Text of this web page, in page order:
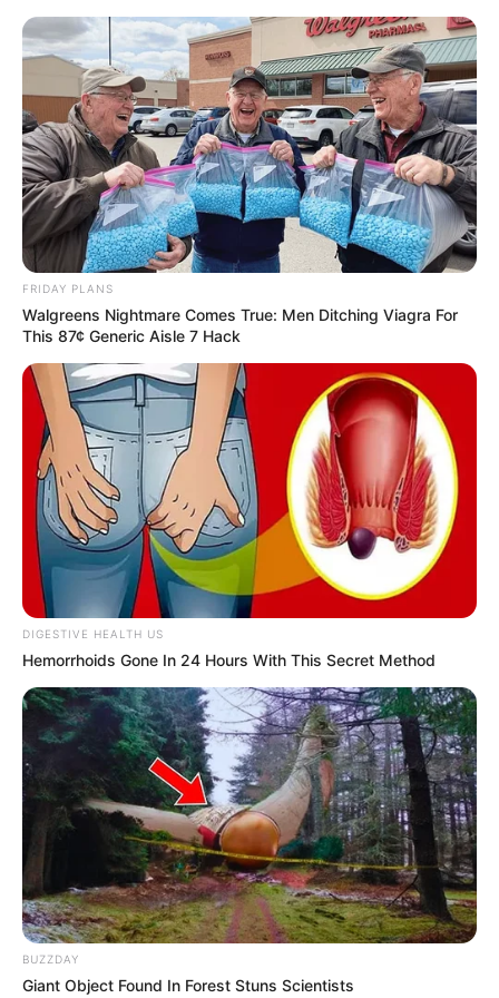
Início Tags Bagunça interna
bagunça interna
Quem mexeu na minha bagunça:
Fatores emocionais podem
causar desorganização
BLOGANDO 15 de outubro de 2018
FRIDAY PLANS
Walgreens Nightmare Comes True: Men Ditching Viagra For
This 87¢ Generic Aisle 7 Hack
DIGESTIVE HEALTH US
Hemorrhoids Gone In 24 Hours With This Secret Method
BUZZDAY
Giant Object Found In Forest Stuns Scientists